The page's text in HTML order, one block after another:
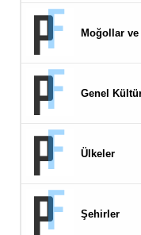
Moğollar
Genel
Ülkeler
Şehirler